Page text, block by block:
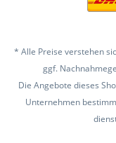
* Alle Preise verstehen
ggf.
Die Angebote dieses
Unternehmen